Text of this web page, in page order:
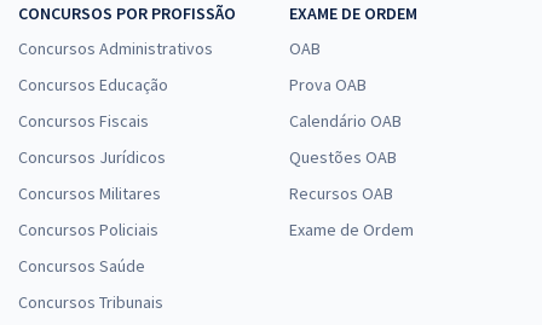
CONCURSOS POR PROFISSÃO
Concursos Administrativos
Concursos Educação
Concursos Fiscais
Concursos Jurídicos
Concursos Militares
Concursos Policiais
Concursos Saúde
Concursos Tribunais
EXAME DE ORDEM
OAB
Prova OAB
Calendário OAB
Questões OAB
Recursos OAB
Exame de Ordem